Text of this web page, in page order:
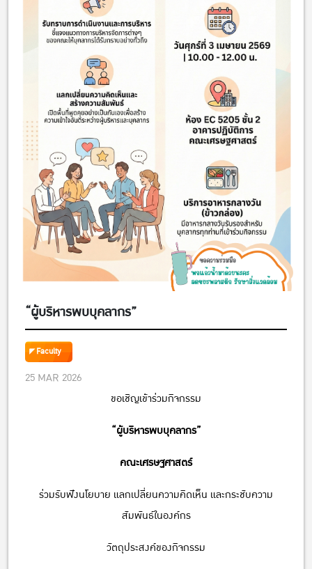
“ผู้บริหารพบบุคลากร”
Faculty
25 MAR 2026
ขอเชิญเข้าร่วมกิจกรรม
“ผู้บริหารพบบุคลากร”
คณะเศรษฐศาสตร์
ร่วมรับฟังนโยบาย แลกเปลี่ยนความคิดเห็น และกระชับความ
สัมพันธ์ในองค์กร
วัตถุประสงค์ของกิจกรรม